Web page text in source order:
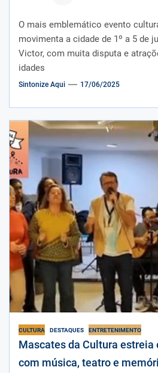
O mais emblemático evento
movimenta a cidade de 1º a 5 de
Victor, com muita disputa e
idades
Sintonize Aqui 17/06/2025
CULTURA DESTAQUES ENTRETENIMENTO
Mascates da Cultura estreia
com música, teatro e